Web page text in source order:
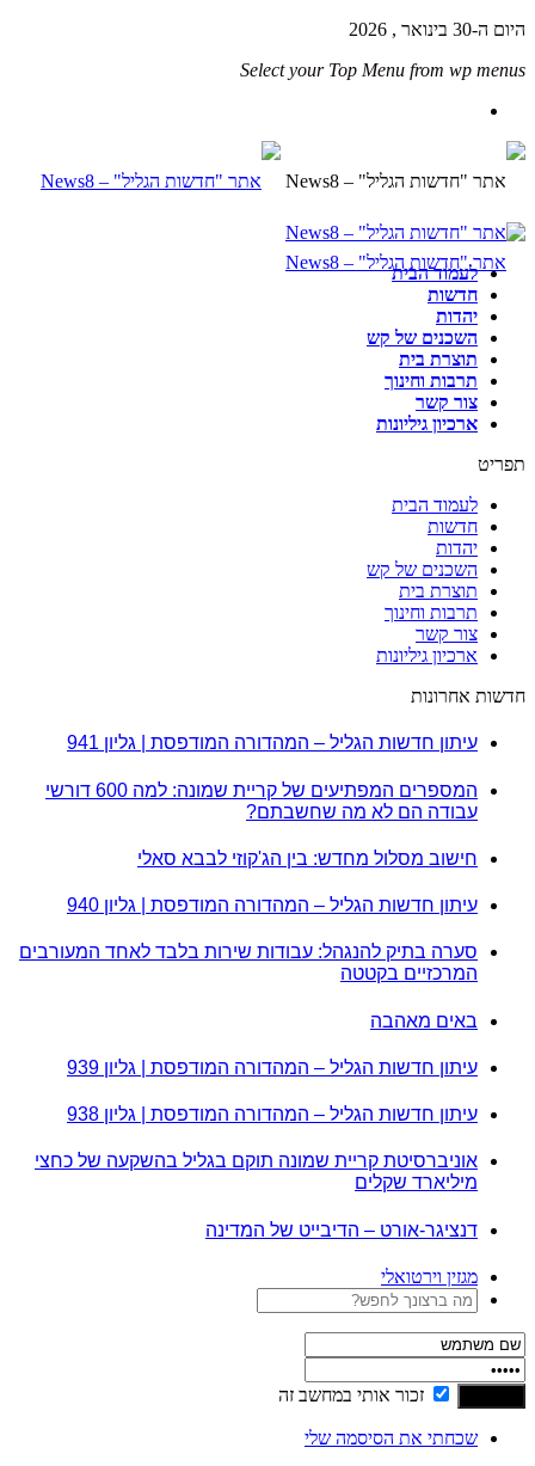
היום ה-30 בינואר , 2026
Select your Top Menu from wp menus
לעמוד הבית
חדשות
יהדות
השכנים של קש
תוצרת בית
תרבות וחינוך
צור קשר
ארכיון גיליונות
תפריט
לעמוד הבית
חדשות
יהדות
השכנים של קש
תוצרת בית
תרבות וחינוך
צור קשר
ארכיון גיליונות
חדשות אחרונות
עיתון חדשות הגליל – המהדורה המודפסת | גליון 941
המספרים המפתיעים של קריית שמונה: למה 600 דורשי
עבודה הם לא מה שחשבתם?
חישוב מסלול מחדש: בין הג'קוזי לבבא סאלי
עיתון חדשות הגליל – המהדורה המודפסת | גליון 940
סערה בתיק להנגהל: עבודות שירות בלבד לאחד המעורבים
המרכזיים בקטטה
באים מאהבה
עיתון חדשות הגליל – המהדורה המודפסת | גליון 939
עיתון חדשות הגליל – המהדורה המודפסת | גליון 938
אוניברסיטת קריית שמונה תוקם בגליל בהשקעה של כחצי
מיליארד שקלים
דנציגר-אורט – הדיבייט של המדינה
מגזין וירטואלי
זכור אותי במחשב זה
שכחתי את הסיסמה שלי